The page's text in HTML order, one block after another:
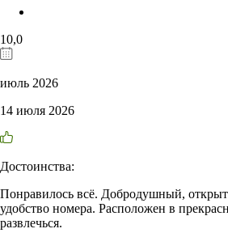
10,0
июль 2026
14 июля 2026
Достоинства:
Понравилось всё. Добродушный,
удобство номера. Расположен в
развлечься.